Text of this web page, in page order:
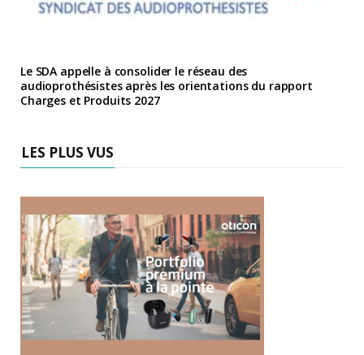
Le SDA appelle à consolider le réseau des
audioprothésistes après les orientations du rapport
Charges et Produits 2027
LES PLUS VUS